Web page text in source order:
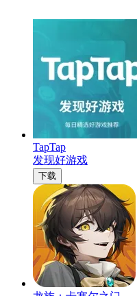
TapTap
发现好游戏
下载